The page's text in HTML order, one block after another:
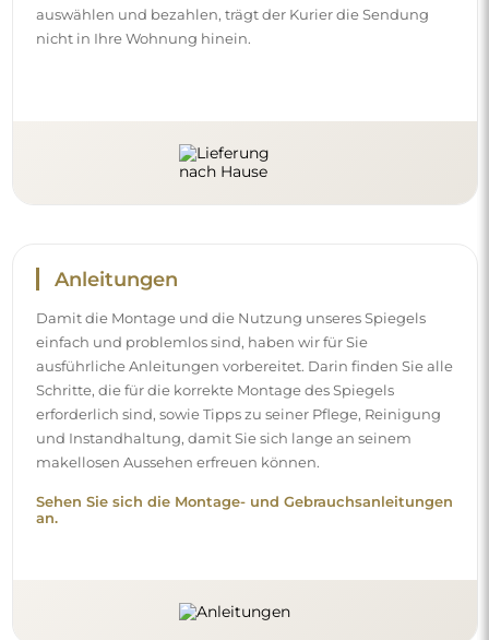
auswählen und bezahlen, trägt der Kurier die Sendung
nicht in Ihre Wohnung hinein.
Anleitungen
Damit die Montage und die Nutzung unseres Spiegels
einfach und problemlos sind, haben wir für Sie
ausführliche Anleitungen vorbereitet. Darin finden Sie alle
Schritte, die für die korrekte Montage des Spiegels
erforderlich sind, sowie Tipps zu seiner Pflege, Reinigung
und Instandhaltung, damit Sie sich lange an seinem
makellosen Aussehen erfreuen können.
Sehen Sie sich die Montage- und Gebrauchsanleitungen
an.